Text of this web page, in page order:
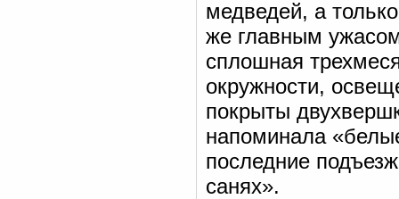
медведей, а
же главным
сплошная
окружности,
покрыты
напоминала
последние
санях».